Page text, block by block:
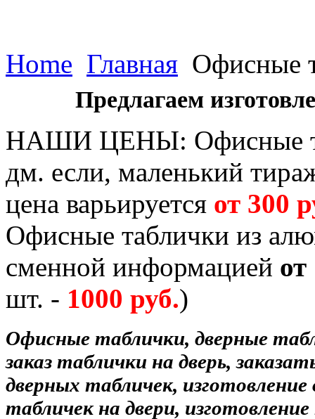
Home Главная Офисные
Предлагаем
НАШИ ЦЕНЫ: Офисные
дм. если, маленький
цена варьируется от 300
Офисные таблички из
сменной информацией от
шт. - 1000 руб.)
Офисные таблички, дверные
заказ таблички на дверь,
дверных табличек,
табличек на двери,